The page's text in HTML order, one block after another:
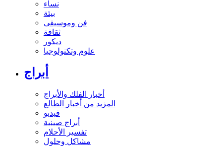
نساء
بيئة
فن وموسيقى
ثقافة
ديكور
علوم وتكنولوجيا
أبراج
أخبار الفلك والأبراج
المزيد من أخبار الطالع
فيديو
أبراج صينية
تفسير الأحلام
مشاكل وحلول